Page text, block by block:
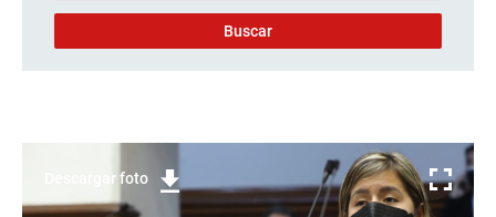
Descargar foto